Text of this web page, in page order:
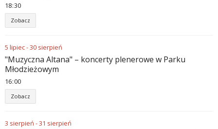
18 30
Zobacz
5 lipiec-30 sierpień
"Muzyczna Altana" – koncerty plenerowe w Parku
Młodzieżowym
16 00
Zobacz
3 sierpień -31 sierpień